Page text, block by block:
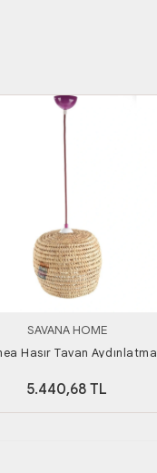
SAVANA HOME
Hasır Tavan Aydınlatma
5.440,68 TL